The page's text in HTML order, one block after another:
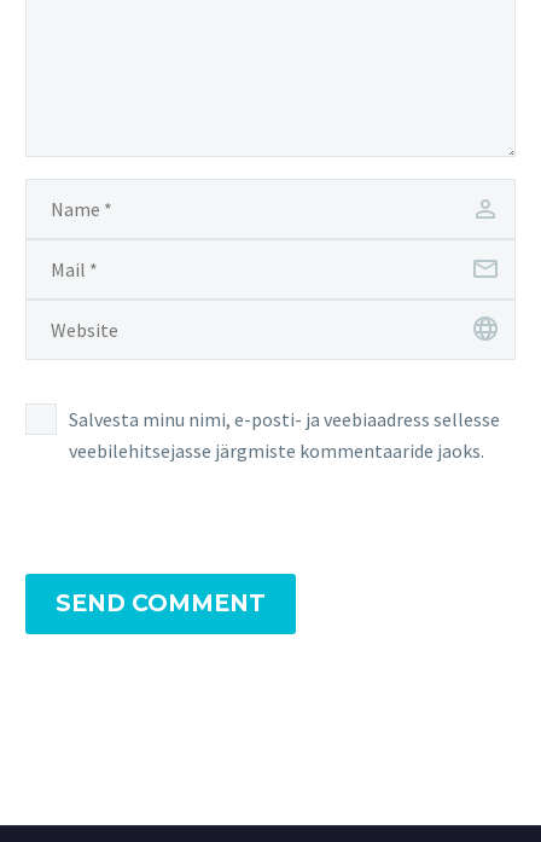
Salvesta minu nimi, e-posti- ja veebiaadress sellesse
veebilehitsejasse järgmiste kommentaaride jaoks.
SEND COMMENT